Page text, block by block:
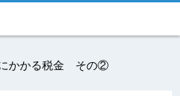
かかる税金 その②